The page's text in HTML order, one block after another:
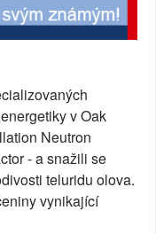
v Oak
Neutron
- a snažili se
teluridu olova.
vynikající